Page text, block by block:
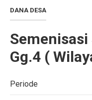
DANA DESA
Gg.4 (
Periode